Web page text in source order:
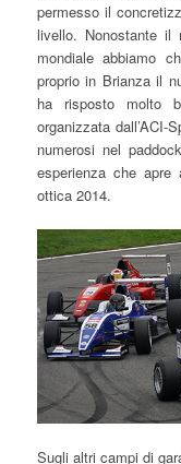
permesso il
livello. Nonostante il
mondiale abbiamo
proprio in Brianza il
ha risposto molto
organizzata dall’ACI-
numerosi nel
esperienza che
ottica 2014.
Sugli altri campi di